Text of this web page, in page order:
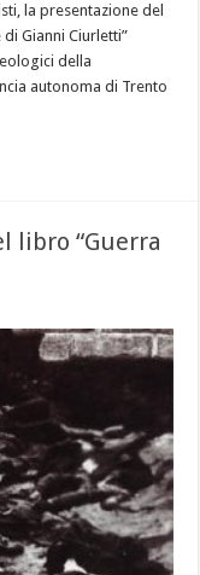
la presentazione del
Gianni Ciurletti”
della
autonoma di Trento
libro “Guerra